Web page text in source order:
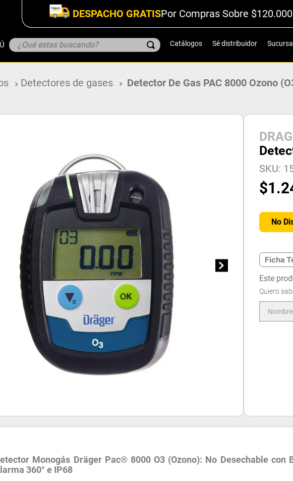
DESPACHO GRATISPor Compras Sobre
¿Qué estas buscando? Catálogos Sé distribuidor
Detectores de gases Detector De Gas PAC 8000 Ozono
SKU:
$1.
No
Ficha
Este
Quiero
Monogás Dräger Pac® 8000 O3 (Ozono): No Desechable con
360° e IP68